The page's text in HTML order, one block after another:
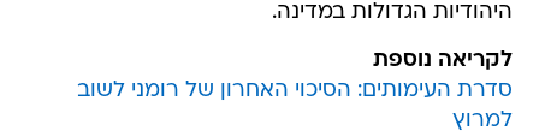
היהודיות הגדולות במדינה.
לקריאה נוספת
סדרת העימותים: הסיכוי האחרון של רומני לשוב
למרוץ